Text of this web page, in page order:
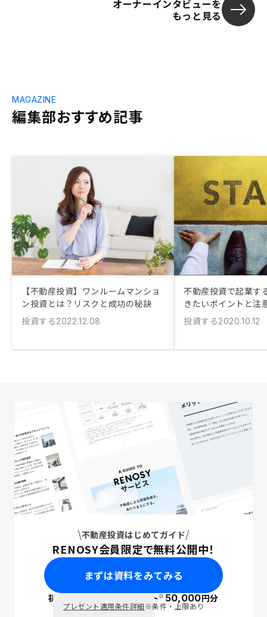
オーナーインタビューを
もっと見る
編集部おすすめ記事
MAGAZINE
【不動産投資】ワンルームマンショ
ン投資とは？リスクと成功の秘訣
投資する2022.12.08
不動産投資で起業す
きたいポイントと注
投資する2020.10.12
不動産投資はじめてガイド
RENOSY会員限定で無料公開中！
まずは資料をみてみる
初回面談で ポイント※50,000円分
プレゼント適用条件詳細※条件・上限あり